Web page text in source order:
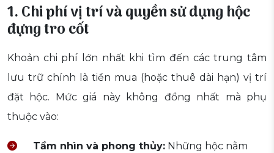
1. Chi phí vị trí và quyền sử dụng hộc
đựng tro cốt
Khoản chi phí lớn nhất khi tìm đến các trung tâm
lưu trữ chính là tiền mua (hoặc thuê dài hạn) vị trí
đặt hộc. Mức giá này không đồng nhất mà phụ
thuộc vào:
Tầm nhìn và phong thủy: Những hộc nằm